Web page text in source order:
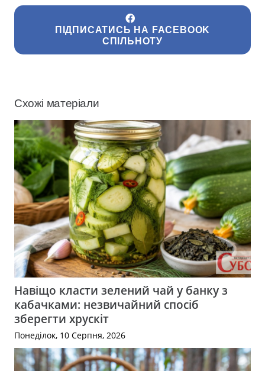
ПІДПИСАТИСЬ НА FACEBOOK
СПІЛЬНОТУ
Схожі матеріали
Навіщо класти зелений чай у банку з
кабачками: незвичайний спосіб
зберегти хрускіт
Понеділок, 10 Серпня, 2026